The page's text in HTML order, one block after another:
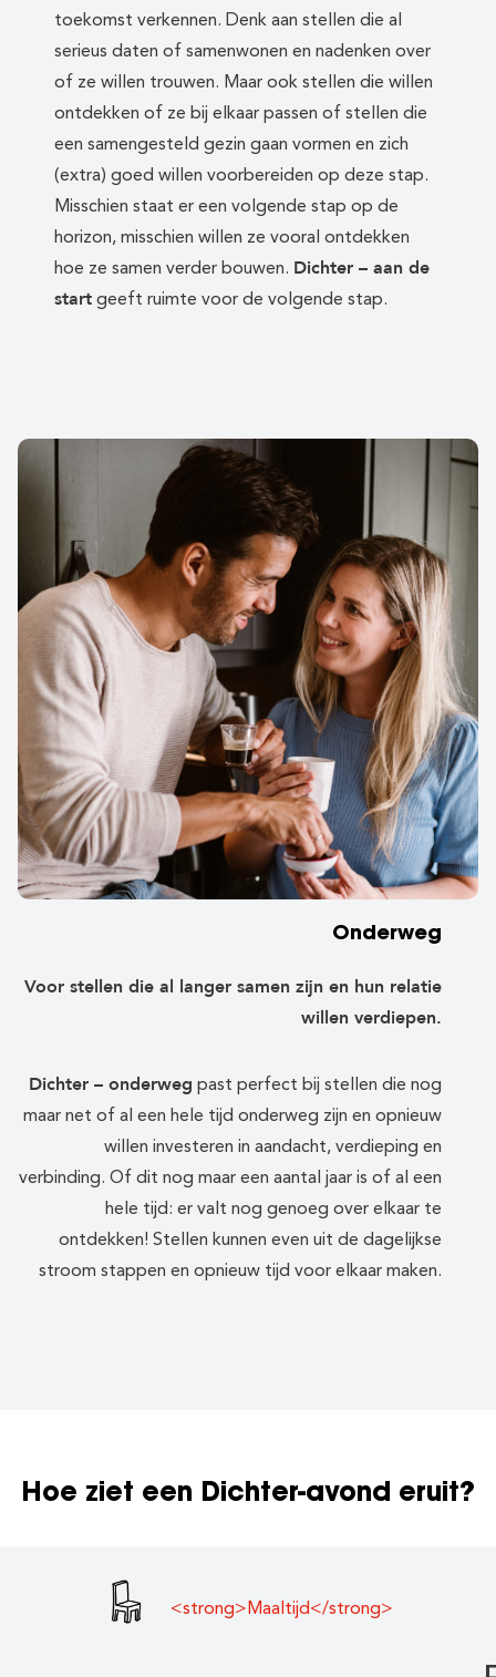
toekomst verkennen. Denk aan stellen die al
serieus daten of samenwonen en nadenken over
of ze willen trouwen. Maar ook stellen die willen
ontdekken of ze bij elkaar passen of stellen die
een samengesteld gezin gaan vormen en zich
(extra) goed willen voorbereiden op deze stap.
Misschien staat er een volgende stap op de
horizon, misschien willen ze vooral ontdekken
hoe ze samen verder bouwen. Dichter – aan de
start geeft ruimte voor de volgende stap.
Onderweg
Voor stellen die al langer samen zijn en hun relatie
willen verdiepen.
Dichter – onderweg past perfect bij stellen die nog
maar net of al een hele tijd onderweg zijn en opnieuw
willen investeren in aandacht, verdieping en
verbinding. Of dit nog maar een aantal jaar is of al een
hele tijd: er valt nog genoeg over elkaar te
ontdekken! Stellen kunnen even uit de dagelijkse
stroom stappen en opnieuw tijd voor elkaar maken.
Hoe ziet een Dichter-avond eruit?
<strong>Maaltijd</strong>